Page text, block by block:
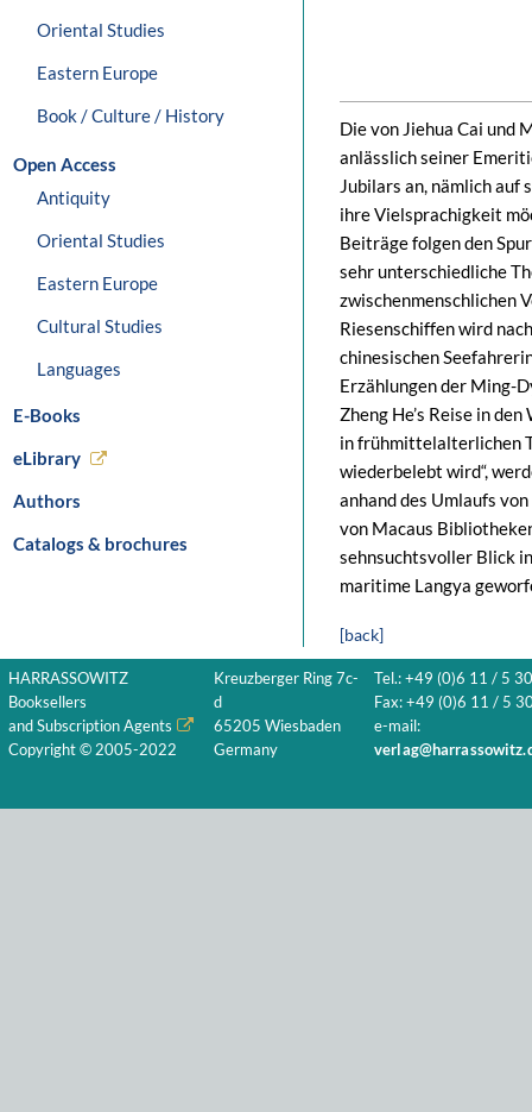
Oriental Studies
Eastern Europe
Book / Culture / History
Open Access
Antiquity
Oriental Studies
Eastern Europe
Cultural Studies
Languages
E-Books
eLibrary
Authors
Catalogs & brochures
Die von Jiehua Cai und
anlässlich seiner
Jubilars an, nämlich auf
ihre Vielsprachigkeit
Beiträge folgen den
sehr unterschiedliche
zwischenmenschlichen
Riesenschiffen wird
chinesischen
Erzählungen der Ming-
Zheng He’s Reise in
in frühmittelalterlichen
wiederbelebt wird“,
anhand des Umlaufs
von Macaus
sehnsuchtsvoller Blick
maritime Langya
[back]
HARRASSOWITZ
Booksellers
and Subscription Agents
Copyright © 2005-2022
Kreuzberger Ring 7c-
d
65205 Wiesbaden
Germany
Tel.: +49 (0)6 11 / 5
Fax: +49 (0)6 11 / 5
e-mail: